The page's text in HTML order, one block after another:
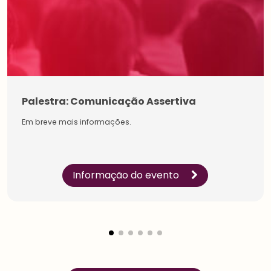
Palestra: Comunicação Assertiva
Em breve mais informações.
Informação do evento
especialistas sobre